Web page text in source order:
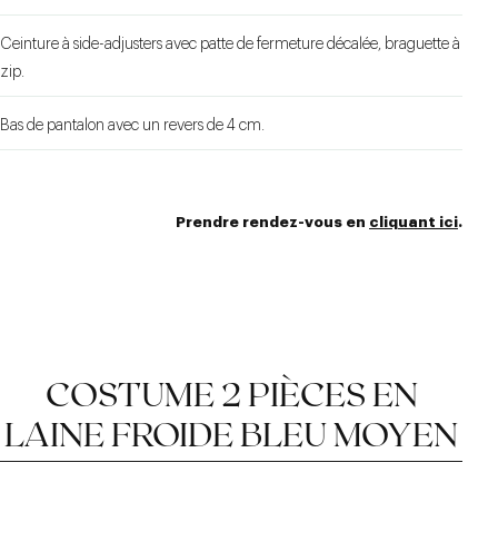
Ceinture à side-adjusters avec patte de fermeture décalée, braguette à
zip.
Bas de pantalon avec un revers de 4 cm.
Prendre rendez-vous en cliquant ici.
COSTUME 2 PIÈCES EN
LAINE FROIDE BLEU MOYEN